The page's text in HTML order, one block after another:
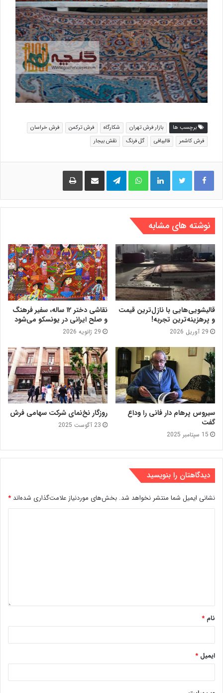
برچسب ها بازار فرش تهران شکارگاه فرش ترکمن
فرش خراسان
فرش کاشمر
قالیبافی گل فرنگ نقش بیجار
لینکدین واتس آپ تلگرام اشتراک گذاری از طریق ایمیل
نوشته های مشابه
قالیشویی‌هایی با نازل‌ترین قیمت
و پرهزینه‌ترین تجربه!
29 آوریل 2026
نقاشی دختر ۱۲ ساله، سفیر فرهنگ
و صلح ایرانی در یونسکو می‌شود
29 ژانویه 2026
سیروس پرهام دار فانی را وداع
گفت
15 سپتامبر 2025
روزگار نخ‌نمای شرکت سهامی فرش
23 آگوست 2025
دیدگاهتان را بنویسید
نشانی ایمیل شما منتشر نخواهد شد. بخش‌های موردنیاز علامت‌گذاری شده‌اند *
نام *
ایمیل *